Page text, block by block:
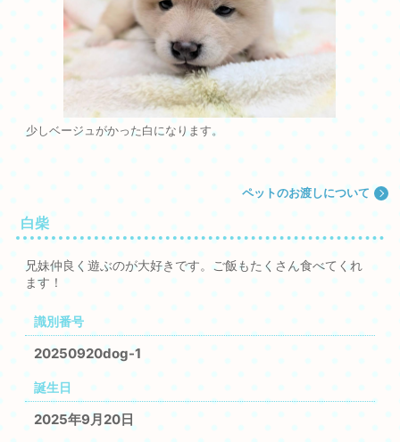
少しベージュがかった白になります。
ペットのお渡しについて
白柴
兄妹仲良く遊ぶのが大好きです。ご飯もたくさん食べてくれ
ます！
識別番号
20250920dog-1
誕生日
2025年9月20日